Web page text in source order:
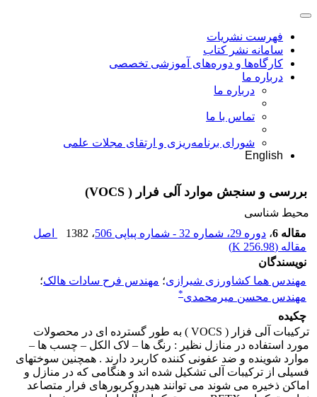
فهرست نشریات
سامانه نشر کتاب
کارگاه‌ها و دوره‌های آموزشی تخصصی
درباره ما
درباره ما
تماس با ما
شورای برنامه‌ریزی و ارتقای مجلات علمی
English
بررسی و سنجش موارد آلی فرار ( VOCS)
محیط شناسی
مقاله 6
، دوره 29، شماره 32 - شماره پیاپی 506 ، 1382
اصل
مقاله (256.98 K
)
نویسندگان
مهندس هما کشاورزی شیرازی؛ مهندس فرح سادات هالک؛
مهندس محسن میرمحمدی*
چکیده
ترکیبات آلی فزار ( VOCS ) به طور گسترده ای در محصولات
مورد استفاده در منازل نظیر : رنگ ها – لاک الکل – چسب ها –
موارد شوینده و ضد عفونی کننده کاربرد دارند . همچنین سوختهای
فسیلی از ترکیبات آلی تشکیل شده اند و هنگامی که در منازل و
اماکن ذخیره می شوند می توانند هیدروکربورهای فرار متصاعد